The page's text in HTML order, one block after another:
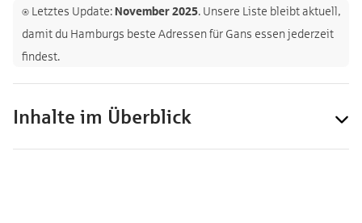
⍟ Letztes Update:November 2025. Unsere Liste bleibt aktuell,
damit du Hamburgs beste Adressen für Gans essen jederzeit
findest.
Inhalte im Überblick